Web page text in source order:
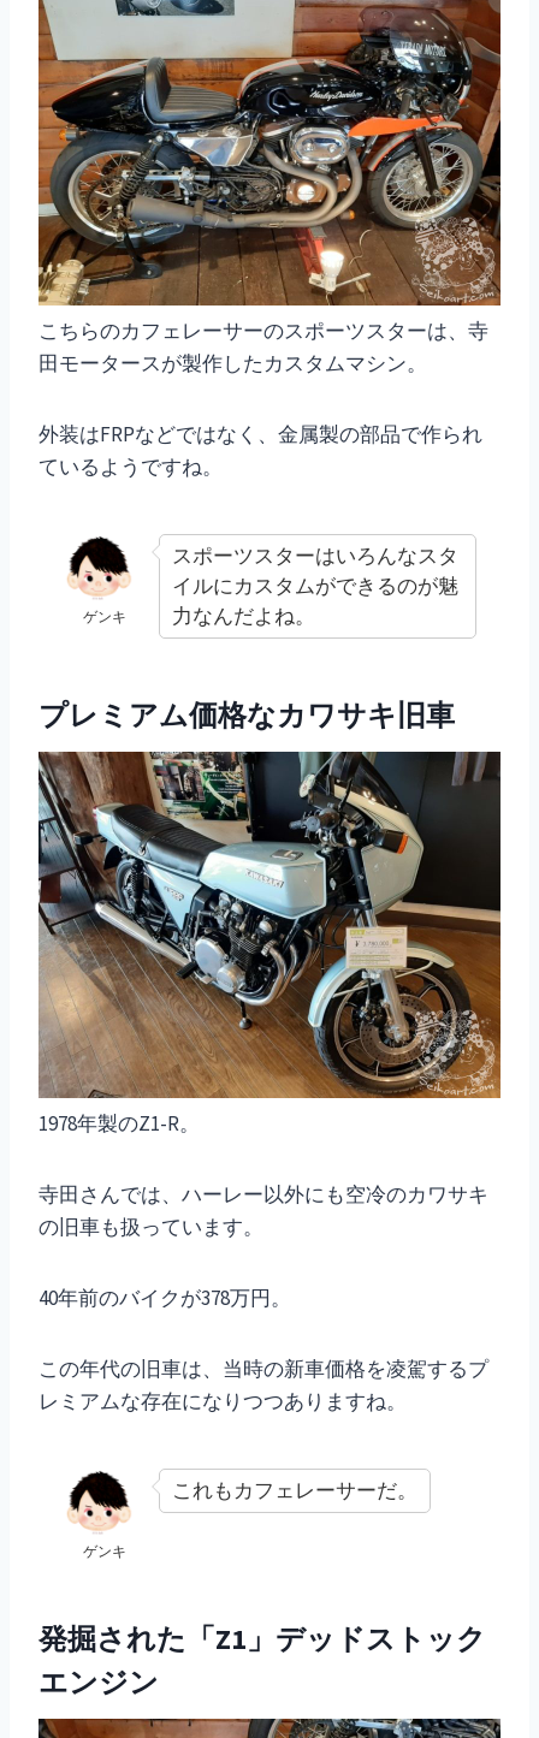
こちらのカフェレーサーのスポーツスターは、寺
田モータースが製作したカスタムマシン。
外装はFRPなどではなく、金属製の部品で作られ
ているようですね。
ゲンキ
スポーツスターはいろんなスタ
イルにカスタムができるのが魅
力なんだよね。
プレミアム価格なカワサキ旧車
1978年製のZ1-R。
寺田さんでは、ハーレー以外にも空冷のカワサキ
の旧車も扱っています。
40年前のバイクが378万円。
この年代の旧車は、当時の新車価格を凌駕するプ
レミアムな存在になりつつありますね。
ゲンキ
これもカフェレーサーだ。
発掘された「Z1」デッドストック
エンジン